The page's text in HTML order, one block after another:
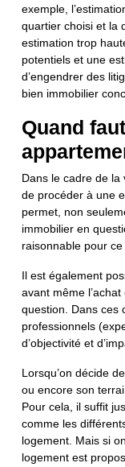
exemple,
quartier choisi et la
estimation trop
potentiels et une
d’engendrer des
bien immobilier
Quand
Dans le cadre de la
de procéder à une
permet, non
immobilier en
raisonnable pour ce
Il est également
avant même
question. Dans ces
professionnels
d’objectivité et
Lorsqu’on décide
ou encore son
Pour cela, il suffit
comme les
logement. Mais si
logement est